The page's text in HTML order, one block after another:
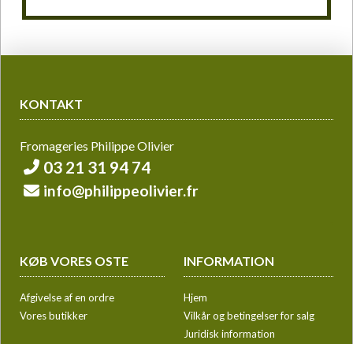
KONTAKT
Fromageries Philippe Olivier
03 21 31 94 74
info@philippeolivier.fr
KØB VORES OSTE
Afgivelse af en ordre
Vores butikker
INFORMATION
Hjem
Vilkår og betingelser for salg
Juridisk information